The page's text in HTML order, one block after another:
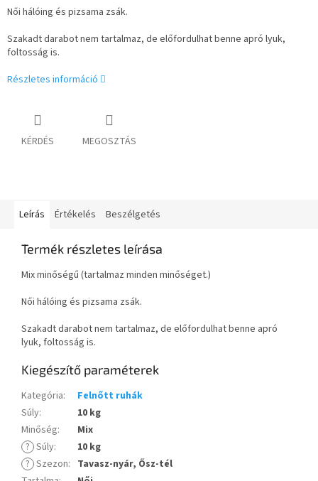
Női hálóing és pizsama zsák.
Szakadt darabot nem tartalmaz, de előfordulhat benne apró lyuk,
foltosság is.
Részletes információ
KÉRDÉS MEGOSZTÁS
Leírás Értékelés Beszélgetés
Termék részletes leírása
Mix minőségű (tartalmaz minden minőséget.)
Női hálóing és pizsama zsák.
Szakadt darabot nem tartalmaz, de előfordulhat benne apró
lyuk, foltosság is.
Kiegészítő paraméterek
Kategória:
Felnőtt ruhák
Súly:
10 kg
Minőség:
Mix
? Súly:
10 kg
? Szezon: Tavasz-nyár, Ősz-tél